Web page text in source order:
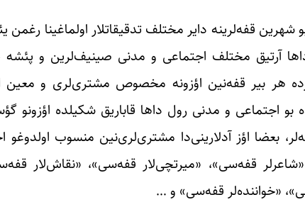
قفه‌لرینه دایر مختلف تدقیقاتلار اولماغینا رغمن
داها آرتیق مختلف اجتماعی و مدنی صینیف‌لرین و
هر بیر قفه‌نین اؤزونه مخصوص مشتری‌لری و
اجتماعی و مدنی رول داها قاباریق شکیلده اؤزونو
بعضا اؤز آدلارینی‌دا مشتری‌لری‌نین منسوب
‌قفه‌سی»، «میرتچی‌لار قفه‌سی»، «نقاش‌لار
«خواننده‌لر‌ قفه‌سی» و …